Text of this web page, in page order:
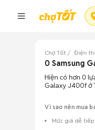
Chợ Tốt Điện
0 Samsung
Hiện có hơn 0
Galaxy J400f ở
Vì sao nên mua
Mức giá dễ